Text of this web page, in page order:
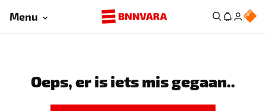
Menu
Oeps, er is iets mis gegaan..